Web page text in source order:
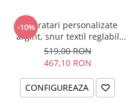
-10%
Set bratari personalizate
argint, snur textil reglabil
Surioare
519,00 RON
467,10 RON
CONFIGUREAZA